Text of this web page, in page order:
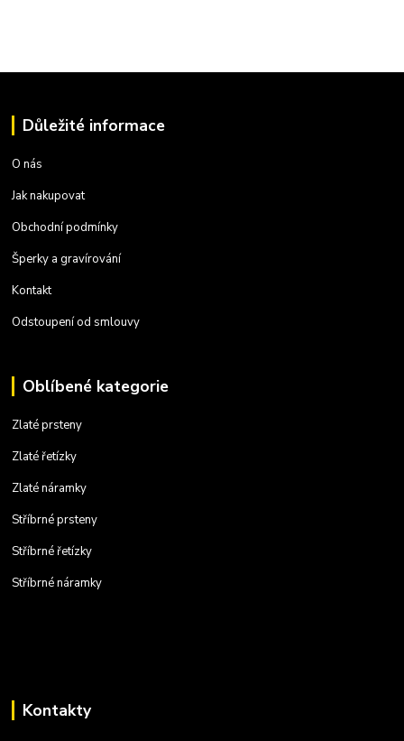
Důležité informace
O nás
Jak nakupovat
Obchodní podmínky
Šperky a gravírování
Kontakt
Odstoupení od smlouvy
Oblíbené kategorie
Zlaté prsteny
Zlaté řetízky
Zlaté náramky
Stříbrné prsteny
Stříbrné řetízky
Stříbrné náramky
Kontakty